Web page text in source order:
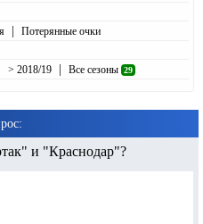
| Потерянные очки
> 2018/19 | Все сезоны 29
и "Краснодар"?